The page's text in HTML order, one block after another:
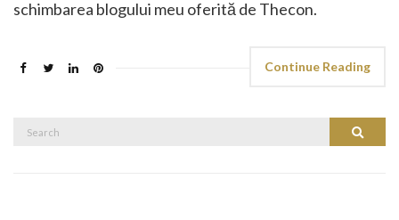
schimbarea blogului meu oferită de Thecon.
Continue Reading
Search